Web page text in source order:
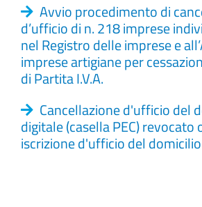
Avvio procedimento di
d’ufficio di n. 218 imprese
nel Registro delle imprese e
imprese artigiane per
di Partita I.V.A.
Cancellazione d'ufficio del
digitale (casella PEC) revocato
iscrizione d'ufficio del